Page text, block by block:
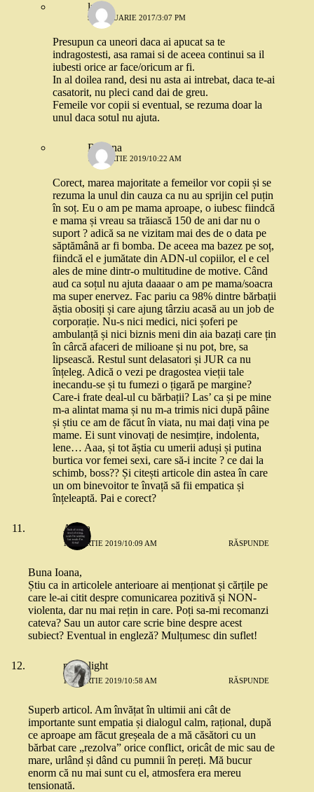
lucia
9 FEBRUARIE 2017/3:07 PM
Presupun ca uneori daca ai apucat sa te
indragostesti, asa ramai si de aceea continui sa il
iubesti orice ar face/oricum ar fi.
In al doilea rand, desi nu asta ai intrebat, daca te-ai
casatorit, nu pleci cand dai de greu.
Femeile vor copii si eventual, se rezuma doar la
unul daca sotul nu ajuta.
Roxana
15 MARTIE 2019/10:22 AM
Corect, marea majoritate a femeilor vor copii și se
rezuma la unul din cauza ca nu au sprijin cel puțin
în soț. Eu o am pe mama aproape, o iubesc fiindcă
e mama și vreau sa trăiască 150 de ani dar nu o
suport ? adică sa ne vizitam mai des de o data pe
săptămână ar fi bomba. De aceea ma bazez pe soț,
fiindcă el e jumătate din ADN-ul copiilor, el e cel
ales de mine dintr-o multitudine de motive. Când
aud ca soțul nu ajuta daaaar o am pe mama/soacra
ma super enervez. Fac pariu ca 98% dintre bărbații
ăștia obosiți și care ajung târziu acasă au un job de
corporație. Nu-s nici medici, nici șoferi pe
ambulanță și nici biznis meni din aia bazați care țin
în cârcă afaceri de milioane și nu pot, bre, sa
lipsească. Restul sunt delasatori și JUR ca nu
înțeleg. Adică o vezi pe dragostea vieții tale
inecandu-se și tu fumezi o țigară pe margine?
Care-i frate deal-ul cu bărbații? Las’ ca și pe mine
m-a alintat mama și nu m-a trimis nici după pâine
și știu ce am de făcut în viata, nu mai dați vina pe
mame. Ei sunt vinovați de nesimțire, indolenta,
lene… Aaa, și tot ăștia cu umerii aduși și putina
burtica vor femei sexi, care să-i incite ? ce dai la
schimb, boss?? Și citești articole din astea în care
un om binevoitor te învață să fii empatica și
înțeleaptă. Pai e corect?
Adina
15 MARTIE 2019/10:09 AM RĂSPUNDE
Buna Ioana,
Știu ca in articolele anterioare ai menționat și cărțile pe
care le-ai citit despre comunicarea pozitivă și NON-
violenta, dar nu mai rețin in care. Poți sa-mi recomanzi
cateva? Sau un autor care scrie bine despre acest
subiect? Eventual in engleză? Mulțumesc din suflet!
moonlight
15 MARTIE 2019/10:58 AM RĂSPUNDE
Superb articol. Am învățat în ultimii ani cât de
importante sunt empatia și dialogul calm, rațional, după
ce aproape am făcut greșeala de a mă căsători cu un
bărbat care „rezolva” orice conflict, oricât de mic sau de
mare, urlând și dând cu pumnii în pereți. Mă bucur
enorm că nu mai sunt cu el, atmosfera era mereu
tensionată.